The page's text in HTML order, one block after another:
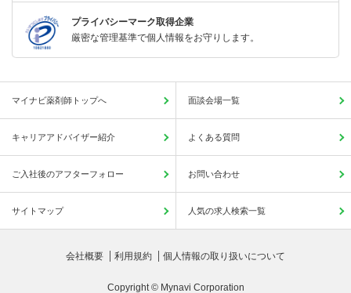
プライバシーマーク取得企業
厳密な管理基準で個人情報をお守りします。
マイナビ薬剤師トップへ 面談会場一覧
キャリアアドバイザー紹介 よくある質問
ご入社後のアフターフォロー お問い合わせ
サイトマップ 人気の求人検索一覧
会社概要 利用規約 個人情報の取り扱いについて
Copyright © Mynavi Corporation